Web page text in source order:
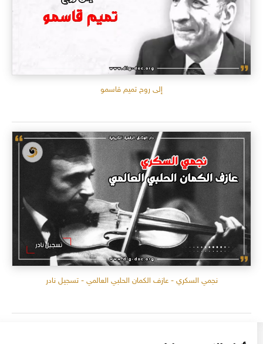
إلى روح تميم قاسمو
نجمي السكري - عازف الكمان الحلبي العالمي - تسجيل نادر